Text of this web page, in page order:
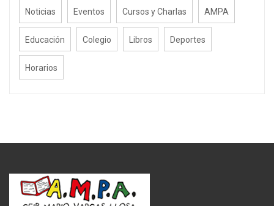
Noticias Eventos Cursos y Charlas AMPA
Educación Colegio Libros Deportes
Horarios